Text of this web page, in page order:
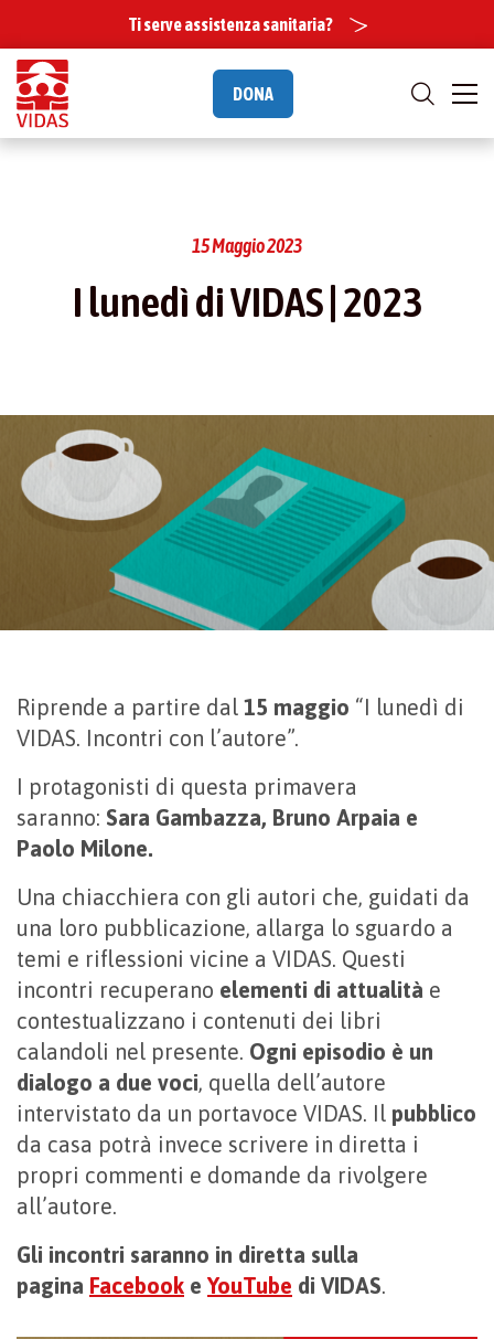
Ti serve assistenza sanitaria?
DONA
15 Maggio 2023
I lunedì di VIDAS | 2023
Riprende a partire dal 15 maggio “I lunedì di
VIDAS. Incontri con l’autore”.
I protagonisti di questa primavera
saranno: Sara Gambazza, Bruno Arpaia e
Paolo Milone.
Una chiacchiera con gli autori che, guidati da
una loro pubblicazione, allarga lo sguardo a
temi e riflessioni vicine a VIDAS. Questi
incontri recuperano elementi di attualità e
contestualizzano i contenuti dei libri
calandoli nel presente. Ogni episodio è un
dialogo a due voci, quella dell’autore
intervistato da un portavoce VIDAS. Il pubblico
da casa potrà invece scrivere in diretta i
propri commenti e domande da rivolgere
all’autore.
Gli incontri saranno in diretta sulla
pagina Facebook e YouTube di VIDAS.